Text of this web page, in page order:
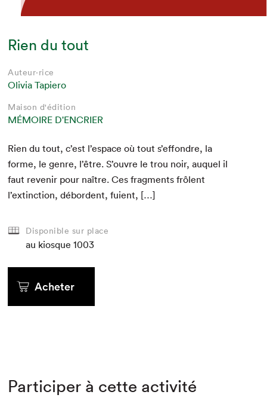
Rien du tout
Auteur·rice
Olivia Tapiero
Maison d'édition
MÉMOIRE D'ENCRIER
Rien du tout, c’est l’espace où tout s’effondre, la
forme, le genre, l’être. S’ouvre le trou noir, auquel il
faut revenir pour naître. Ces frag­ments frô­lent
l’extinction, débor­dent, fuient, […]
Disponible sur place
au kiosque 1003
Acheter
Participer à cette activité